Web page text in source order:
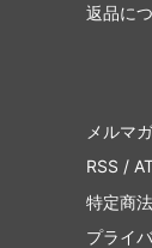
返品に
メルマ
RSS /
特定商
プライ